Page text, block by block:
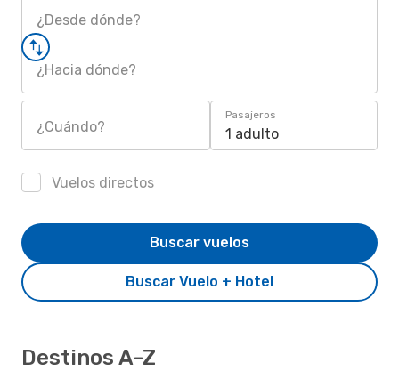
¿Desde dónde?
¿Hacia dónde?
¿Cuándo?
Pasajeros
1 adulto
Vuelos directos
Buscar Vuelo + Hotel
Buscar vuelos
Destinos A-Z